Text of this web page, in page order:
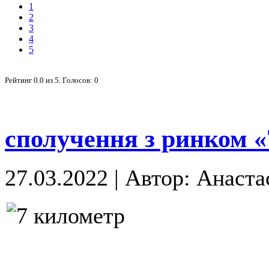
1
2
3
4
5
Рейтинг 0.0 из 5 . Голосов: 0
сполучення з ринком
27.03.2022 | Автор: